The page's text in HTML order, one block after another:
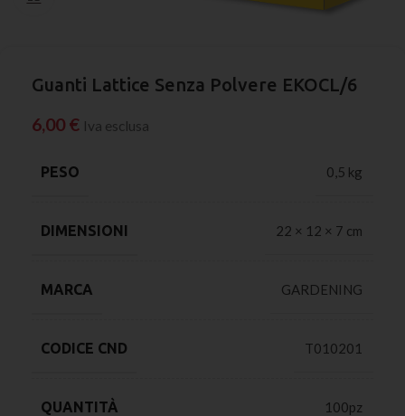
Guanti Lattice Senza Polvere EKOCL/6
6,00 € Iva esclusa
PESO 0,5 kg
DIMENSIONI 22 × 12 × 7 cm
MARCA GARDENING
CODICE CND T010201
QUANTITÀ 100pz